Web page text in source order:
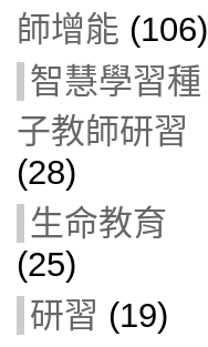
師增能 (106)
智慧學習種
子教師研習
(28)
生命教育
(25)
研習 (19)